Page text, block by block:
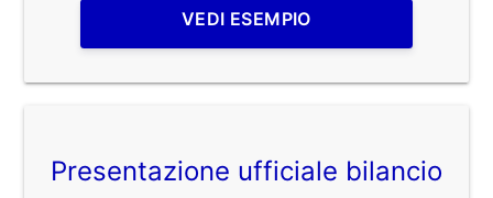
VEDI ESEMPIO
Presentazione ufficiale bilancio